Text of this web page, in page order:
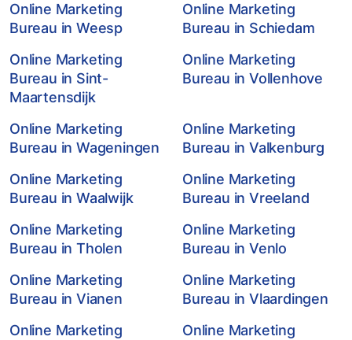
Online Marketing
Bureau in Weesp
Online Marketing
Bureau in Schiedam
Online Marketing
Bureau in Sint-
Maartensdijk
Online Marketing
Bureau in Vollenhove
Online Marketing
Bureau in Wageningen
Online Marketing
Bureau in Valkenburg
Online Marketing
Bureau in Waalwijk
Online Marketing
Bureau in Vreeland
Online Marketing
Bureau in Tholen
Online Marketing
Bureau in Venlo
Online Marketing
Bureau in Vianen
Online Marketing
Bureau in Vlaardingen
Online Marketing
Online Marketing